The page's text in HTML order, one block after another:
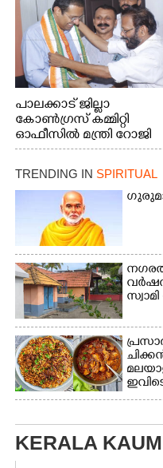
പാലക്കാട് ജില്ലാ
കോൺഗ്രസ് കമ്മിറ്റി
ഓഫീസിൽ മന്ത്രി റോജി
എം ജോണിന്
TRENDING IN SPIRITUAL
KERALA